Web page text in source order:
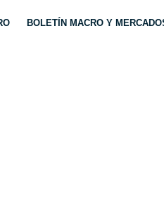
BOLETÍN MACRO Y